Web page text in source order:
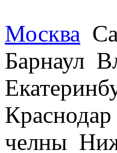
Москва
Барнаул
челны